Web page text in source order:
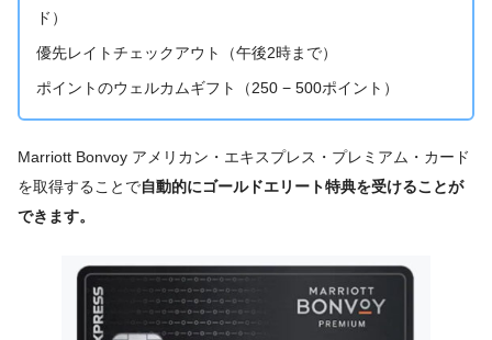
ド）
優先レイトチェックアウト（午後2時まで）
ポイントのウェルカムギフト（250 − 500ポイント）
Marriott Bonvoy アメリカン・エキスプレス・プレミアム・カード
を取得することで自動的にゴールドエリート特典を受けることが
できます。